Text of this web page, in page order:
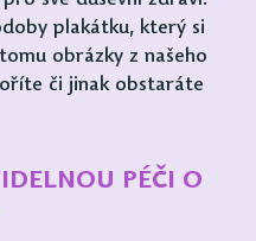
plakátku, který si
obrázky z našeho
či jinak obstaráte
PÉČI O